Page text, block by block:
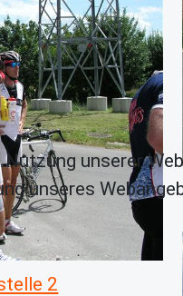
2
unserer
unseres